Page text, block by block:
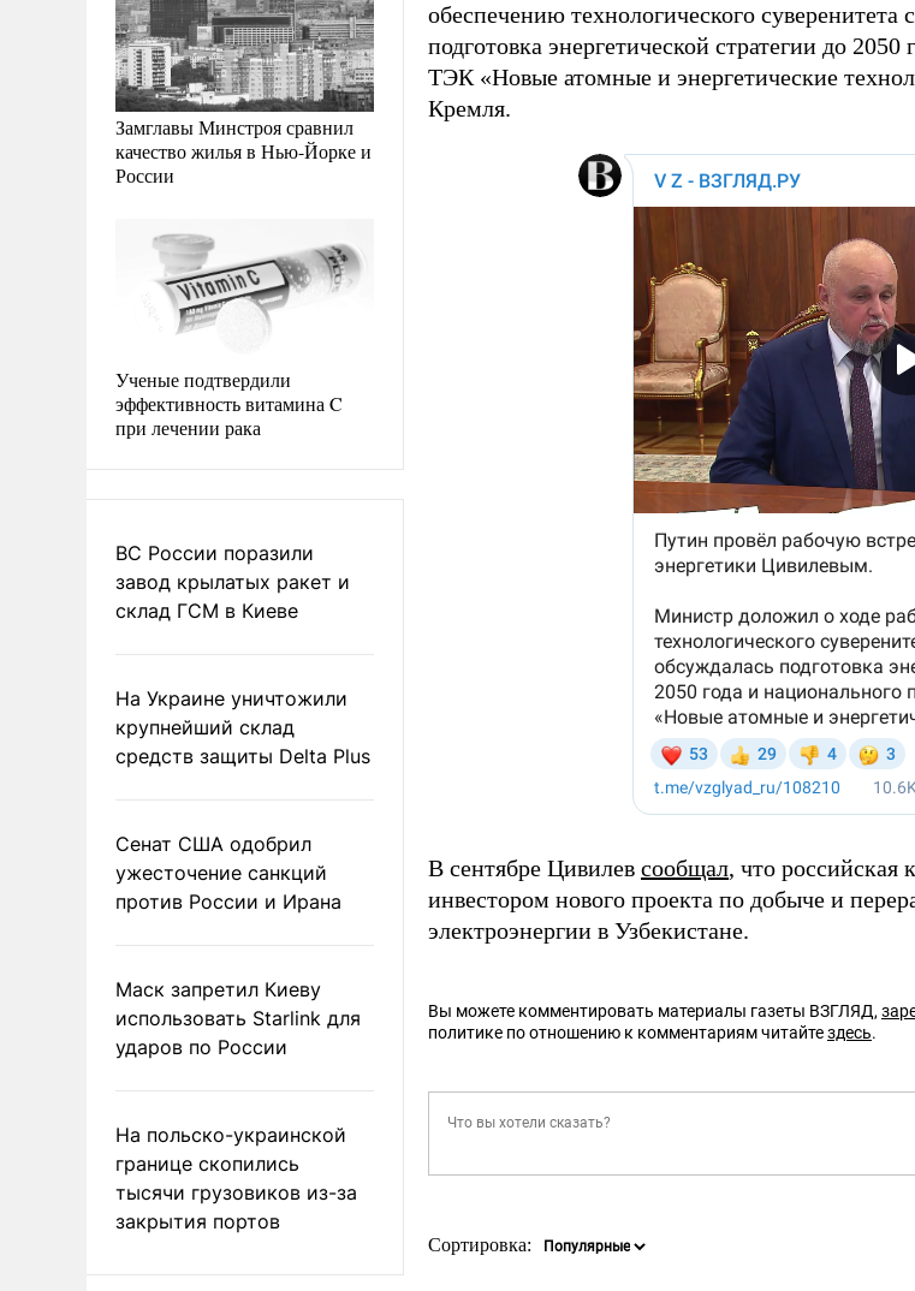
Замглавы Минстроя сравнил
качество жилья в Нью-Йорке и
России
Ученые подтвердили
эффективность витамина C
при лечении рака
ВС России поразили
завод крылатых ракет и
склад ГСМ в Киеве
На Украине уничтожили
крупнейший склад
средств защиты Delta Plus
Сенат США одобрил
ужесточение санкций
против России и Ирана
Маск запретил Киеву
использовать Starlink для
ударов по России
На польско-украинской
границе скопились
тысячи грузовиков из-за
закрытия портов
обеспечению технологического
подготовка энергетической стратегии до
ТЭК «Новые атомные и энергетические
Кремля.
В сентябре Цивилев сообщал, что российская
инвестором нового проекта по добыче и
электроэнергии в Узбекистане.
Вы можете комментировать материалы газеты ВЗГЛЯД,
политике по отношению к комментариям читайтездесь.
Сортировка: